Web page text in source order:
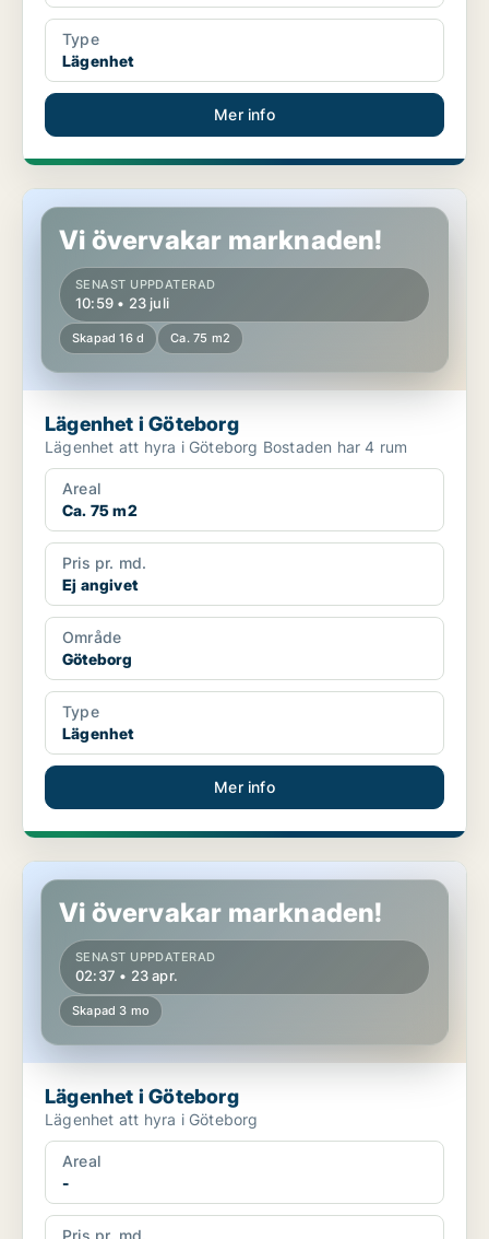
Type
Lägenhet
Mer info
Lägenhet i Göteborg
Vi övervakar marknaden!
SENAST UPPDATERAD
10:59 • 23 juli
Skapad 16 d Ca. 75 m2
Lägenhet i Göteborg
Lägenhet att hyra i Göteborg Bostaden har 4 rum
Areal
Ca. 75 m2
Pris pr. md.
Ej angivet
Område
Göteborg
Type
Lägenhet
Mer info
Lägenhet i Göteborg
Vi övervakar marknaden!
SENAST UPPDATERAD
02:37 • 23 apr.
Skapad 3 mo
Lägenhet i Göteborg
Lägenhet att hyra i Göteborg
Areal
-